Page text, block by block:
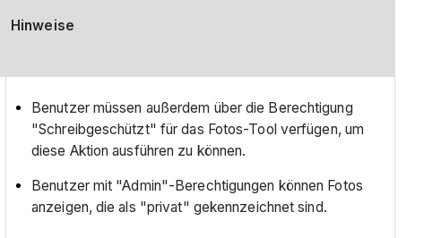
Hinweise
Benutzer müssen außerdem über die Berechtigung
"Schreibgeschützt" für das Fotos-Tool verfügen, um
diese Aktion ausführen zu können.
Benutzer mit "Admin"-Berechtigungen können Fotos
anzeigen, die als "privat" gekennzeichnet sind.